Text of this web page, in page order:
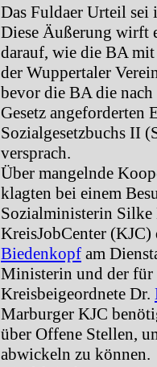
Das Fuldaer Urteil
Diese Äußerung wirft
darauf, wie die BA
der Wuppertaler
bevor die BA die
Gesetz angeforderten
Sozialgesetzbuchs II
versprach.
Über mangelnde
klagten bei einem
Sozialministerin Silke
KreisJobCenter (KJC)
Biedenkopf am
Ministerin und der für
Kreisbeigeordnete Dr.
Marburger KJC
über Offene Stellen,
abwickeln zu können.